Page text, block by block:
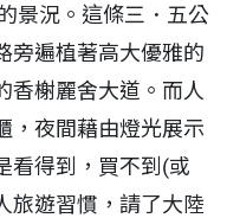
景況。這條三．五公
旁遍植著高大優雅的
香榭麗舍大道。而人
，夜間藉由燈光展示
看得到，買不到(或
旅遊習慣，請了大陸